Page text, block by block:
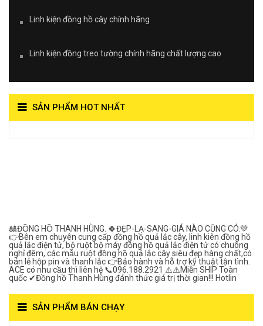
Linh kiện đồng hồ cây chính hãng
Linh kiện đồng treo tường chính hãng chất lượng cao
SẢN PHẨM HOT NHẤT
🎎ĐỒNG HỒ THANH HÙNG. 🍀ĐẸP-LẠ-SANG-GIÁ NÀO CŨNG CÓ.💚
👉Bên em chuyên cung cấp đồng hồ quả lắc cây, linh kiên đồng hồ
quả lắc điện tử, bộ ruột bộ máy đồng hồ quả lắc điện tử có chuông
nghỉ đêm, các mẫu ruột đồng hồ quả lắc cây siêu đẹp hàng chất,có
bán lẻ hộp pin và thanh lắc 👉Bảo hành và hỗ trợ kỹ thuật tận tình.
ACE có nhu cầu thì liên hệ 📞096.188.2921 ⚠️⚠️Miễn SHIP Toàn
quốc ✔Đồng hồ Thanh Hùng đánh thức giá trị thời gian!!! Hotlin
SẢN PHẨM BÁN CHẠY